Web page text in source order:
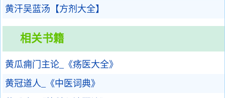
黄汗吴蓝汤【方剂大全】
相关书籍
黄瓜痈门主论_《疡医大全》
黄冠道人_《中医词典》